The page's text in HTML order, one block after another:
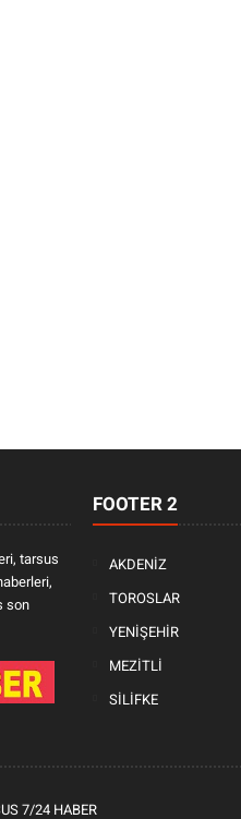
tarsus
son
FOOTER 2
AKDENİZ
TOROSLAR
YENİŞEHİR
MEZİTLİ
SİLİFKE
7/24 HABER